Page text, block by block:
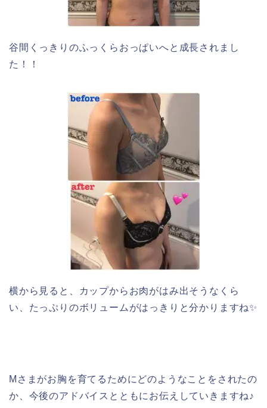
谷間くっきりのふっくらおっぱいへと成長されまし
た！！
横から見ると、カップからお肉がはみ出そうなくら
い、たっぷりのボリュームがはっきりと分かりますね✨
Mさまがお胸を育てるためにどのようなことをされたの
か、今後のアドバイスとともにお伝えしていきますね♪